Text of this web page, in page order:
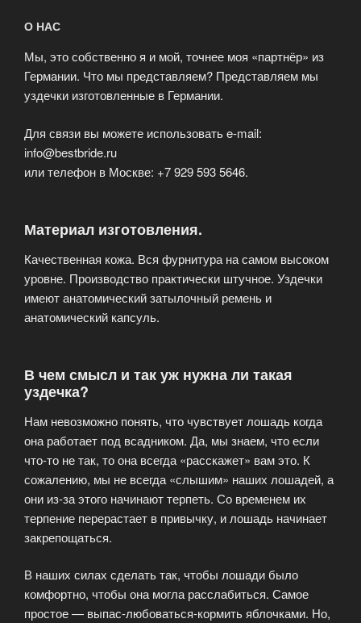
О НАС
Мы, это собственно я и мой, точнее моя «партнёр» из
Германии. Что мы представляем? Представляем мы
уздечки изготовленные в Германии.
Для связи вы можете использовать e-mail:
info@bestbride.ru
или телефон в Москве: +7 929 593 5646.
Материал изготовления.
Качественная кожа. Вся фурнитура на самом высоком
уровне. Производство практически штучное. Уздечки
имеют анатомический затылочный ремень и
анатомический капсуль.
В чем смысл и так уж нужна ли такая
уздечка?
Нам невозможно понять, что чувствует лошадь когда
она работает под всадником. Да, мы знаем, что если
что-то не так, то она всегда «расскажет» вам это. К
сожалению, мы не всегда «слышим» наших лошадей, а
они из-за этого начинают терпеть. Со временем их
терпение перерастает в привычку, и лошадь начинает
закрепощаться.
В наших силах сделать так, чтобы лошади было
комфортно, чтобы она могла расслабиться. Самое
простое — выпас-любоваться-кормить яблочками. Но,